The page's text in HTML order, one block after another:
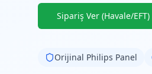
Sipariş Ver (Havale/EFT)
Orijinal Philips Panel